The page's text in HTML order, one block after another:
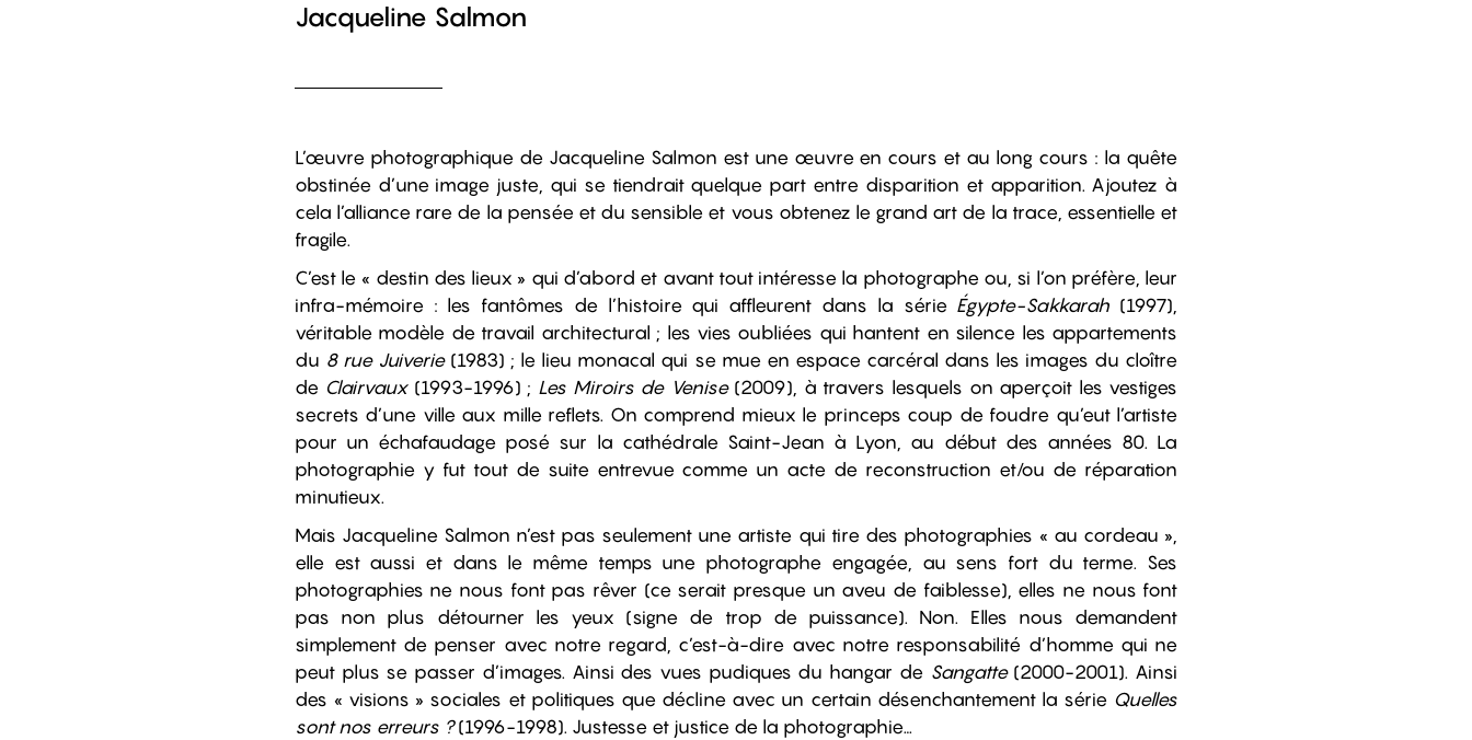
Jacqueline Salmon
L’œuvre photographique de Jacqueline Salmon est une œuvre en cours et au long cours : la quête
obstinée d’une image juste, qui se tiendrait quelque part entre disparition et apparition. Ajoutez à
cela l’alliance rare de la pensée et du sensible et vous obtenez le grand art de la trace, essentielle et
fragile.
C’est le « destin des lieux » qui d’abord et avant tout intéresse la photographe ou, si l’on préfère, leur
infra-mémoire : les fantômes de l’histoire qui affleurent dans la série Égypte-Sakkarah (1997),
véritable modèle de travail architectural ; les vies oubliées qui hantent en silence les appartements
du 8 rue Juiverie(1983) ; le lieu monacal qui se mue en espace carcéral dans les images du cloître
de Clairvaux(1993-1996) ; Les Miroirs de Venise(2009), à travers lesquels on aperçoit les vestiges
secrets d’une ville aux mille reflets. On comprend mieux le princeps coup de foudre qu’eut l’artiste
pour un échafaudage posé sur la cathédrale Saint-Jean à Lyon, au début des années 80. La
photographie y fut tout de suite entrevue comme un acte de reconstruction et/ou de réparation
minutieux.
Mais Jacqueline Salmon n’est pas seulement une artiste qui tire des photographies « au cordeau »,
elle est aussi et dans le même temps une photographe engagée, au sens fort du terme. Ses
photographies ne nous font pas rêver (ce serait presque un aveu de faiblesse), elles ne nous font
pas non plus détourner les yeux (signe de trop de puissance). Non. Elles nous demandent
simplement de penser avec notre regard, c’est-à-dire avec notre responsabilité d’homme qui ne
peut plus se passer d’images. Ainsi des vues pudiques du hangar de Sangatte(2000-2001). Ainsi
des « visions » sociales et politiques que décline avec un certain désenchantement la série Quelles
sont nos erreurs ?(1996-1998). Justesse et justice de la photographie…